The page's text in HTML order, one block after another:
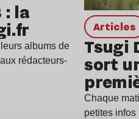
: la
albums de
rédacteurs-
Articles
Tsugi
sort
2010…
Chaque
petites infos